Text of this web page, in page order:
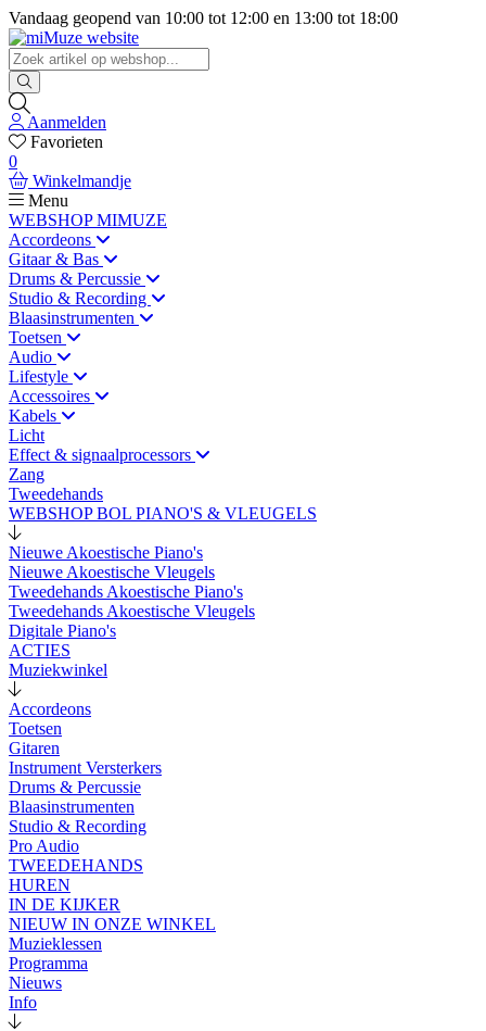
Vandaag geopend van 10:00 tot 12:00 en 13:00 tot 18:00
Aanmelden
Favorieten
0
Winkelmandje
Menu
WEBSHOP MIMUZE
Accordeons
Gitaar & Bas
Drums & Percussie
Studio & Recording
Blaasinstrumenten
Toetsen
Audio
Lifestyle
Accessoires
Kabels
Licht
Effect & signaalprocessors
Zang
Tweedehands
WEBSHOP BOL PIANO'S & VLEUGELS
Nieuwe Akoestische Piano's
Nieuwe Akoestische Vleugels
Tweedehands Akoestische Piano's
Tweedehands Akoestische Vleugels
Digitale Piano's
ACTIES
Muziekwinkel
Accordeons
Toetsen
Gitaren
Instrument Versterkers
Drums & Percussie
Blaasinstrumenten
Studio & Recording
Pro Audio
TWEEDEHANDS
HUREN
IN DE KIJKER
NIEUW IN ONZE WINKEL
Muzieklessen
Programma
Nieuws
Info